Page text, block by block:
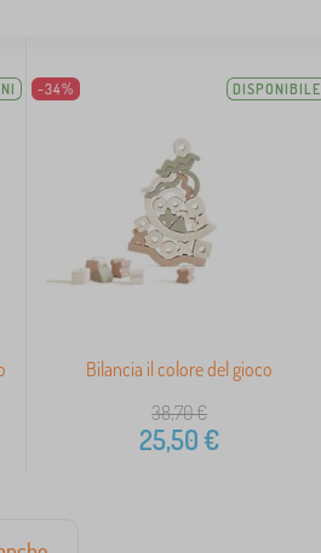
-34% DISPONIBILE
Bilancia il colore del gioco
38,70€
25,50€